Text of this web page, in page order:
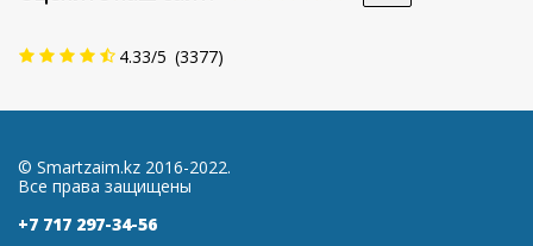
4.33/5 (3377)
© Smartzaim.kz 2016-2022.
Все права защищены
+7 717 297-34-56